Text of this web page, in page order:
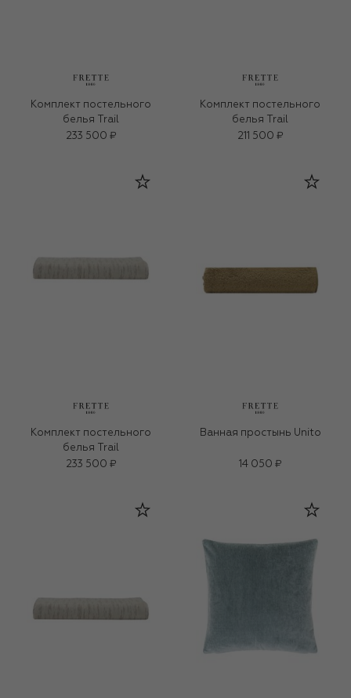
Комплект постельного
белья Trail
233 500 ₽
Комплект постельного
белья Trail
211 500 ₽
Комплект постельного
белья Trail
233 500 ₽
Ванная простынь Unito
14 050 ₽